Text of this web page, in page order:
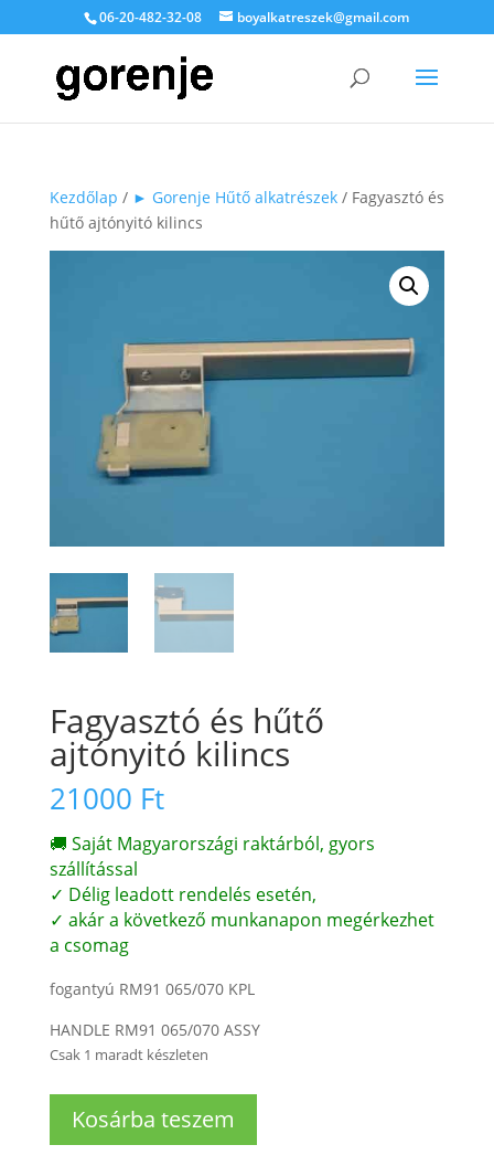
06-20-482-32-08 boyalkatreszek@gmail.com
Kezdőlap / ► Gorenje Hűtő alkatrészek/ Fagyasztó és
hűtő ajtónyitó kilincs
Fagyasztó és hűtő
ajtónyitó kilincs
21000 Ft
🚚 Saját Magyarországi raktárból, gyors
szállítással
✓ Délig leadott rendelés esetén,
✓ akár a következő munkanapon megérkezhet
a csomag
fogantyú RM91 065/070 KPL
HANDLE RM91 065/070 ASSY
Csak 1 maradt készleten
Fagyasztó
Kosárba teszem